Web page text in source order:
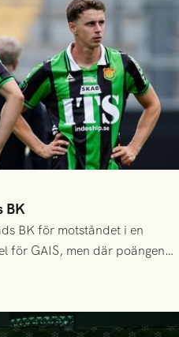
BK
BK för motståndet i en
för GAIS, men där poängen